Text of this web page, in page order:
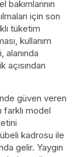
için son
tüketim
kullanım
açısından
güven veren
farklı model
kadrosu ile
gelir. Yaygın